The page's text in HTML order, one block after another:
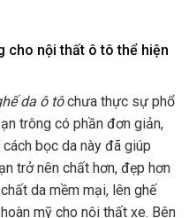
cho nội thất ô tô thể hiện
da ô tôchưa thực sự phổ
trông có phần đơn giản,
bọc da này đã giúp
trở nên chất hơn, đẹp hơn
da mềm mại, lên ghế
mỹ cho nội thất xe. Bên